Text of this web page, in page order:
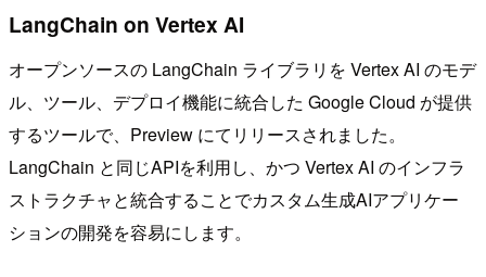
LangChain on Vertex AI
オープンソースの LangChain ライブラリを Vertex AI のモデ
ル、ツール、デプロイ機能に統合した Google Cloud が提供
するツールで、Preview にてリリースされました。
LangChain と同じAPIを利用し、かつ Vertex AI のインフラ
ストラクチャと統合することでカスタム生成AIアプリケー
ションの開発を容易にします。